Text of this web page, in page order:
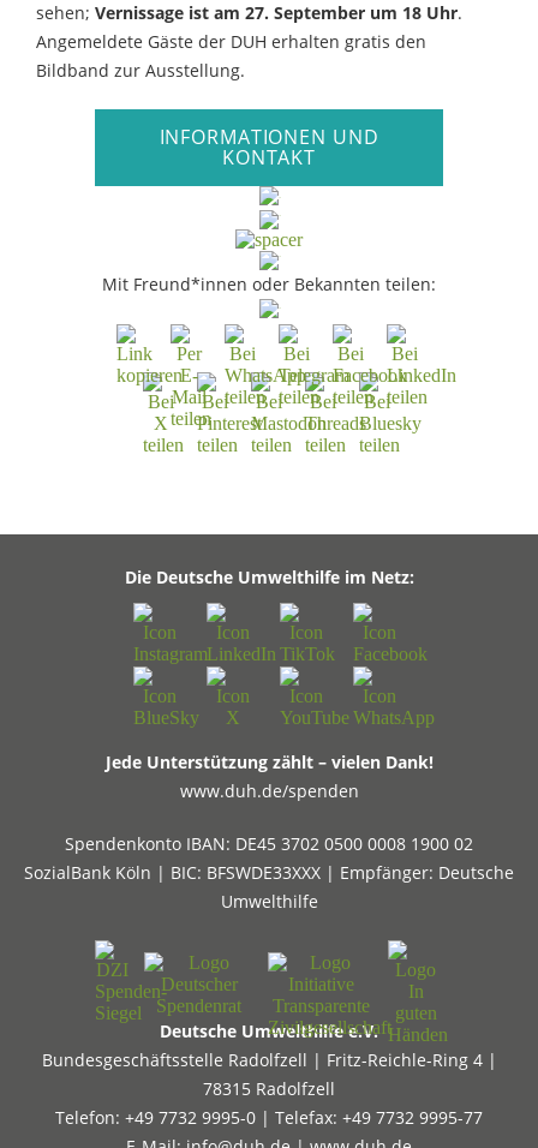
sehen; Vernissage ist am 27. September um 18 Uhr.
Angemeldete Gäste der DUH erhalten gratis den
Bildband zur Ausstellung.
INFORMATIONEN UND
KONTAKT
Mit Freund*innen oder Bekannten teilen:
Die Deutsche Umwelthilfe im Netz:
Jede Unterstützung zählt – vielen Dank!
www.duh.de/spenden
Spendenkonto IBAN: DE45 3702 0500 0008 1900 02
SozialBank Köln | BIC: BFSWDE33XXX | Empfänger: Deutsche
Umwelthilfe
Deutsche Umwelthilfe e.V.
Bundesgeschäftsstelle Radolfzell | Fritz-Reichle-Ring 4 |
78315 Radolfzell
Telefon: +49 7732 9995-0 | Telefax: +49 7732 9995-77